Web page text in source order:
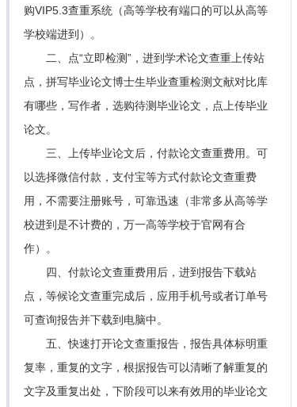
购VIP5.3查重系统（高等学校有端口的可以从高等
学校端进到）。
二、点“立即检测”，进到学术论文查重上传站
点，拼写毕业论文博士生毕业查重检测文献对比库
有哪些，写作者，选购待测毕业论文，点上传毕业
论文。
三、上传毕业论文后，付款论文查重费用。可
以选择微信付款，支付宝等方式付款论文查重费
用，不需要注册账号，可靠迅速（非常多从高等学
校进到是不计费的，万一高等学校于官网有合
作）。
四、付款论文查重费用后，进到报告下载站
点，等候论文查重完成后，应用手机号或者订单号
可查询报告并下载到电脑中。
五、快速打开论文查重报告，报告具体标明重
复率，重复的文字，根据报告可以清晰了解重复的
文字及重复出处，下阶段可以来有效用的毕业论文